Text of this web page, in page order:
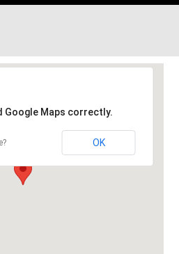
Google Maps correctly.
OK